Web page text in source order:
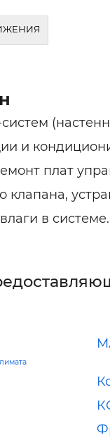
систем
и
плат
клапана,
в системе.